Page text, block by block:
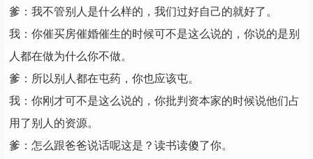
爹：我不管别人是什么样的，我们过好自己的就好了。
我：你催买房催婚催生的时候可不是这么说的，你说的是别
人都在做为什么你不做。
爹：所以别人都在屯药，你也应该屯。
我：你刚才可不是这么说的，你批判资本家的时候说他们占
用了别人的资源。
爹：怎么跟爸爸说话呢这是？读书读傻了你。